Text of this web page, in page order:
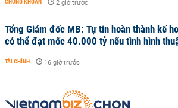
CHỨNG KHOÁN - 2 giờ trước
Tổng Giám đốc MB: Tự tin hoàn thành kế
có thể đạt mốc 40.000 tỷ nếu tình hình
TÀI CHÍNH - 16 giờ trước